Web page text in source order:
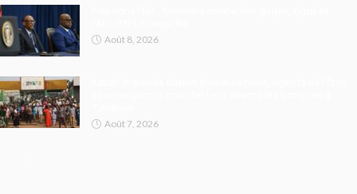
Août 8, 2026
Août 7, 2026